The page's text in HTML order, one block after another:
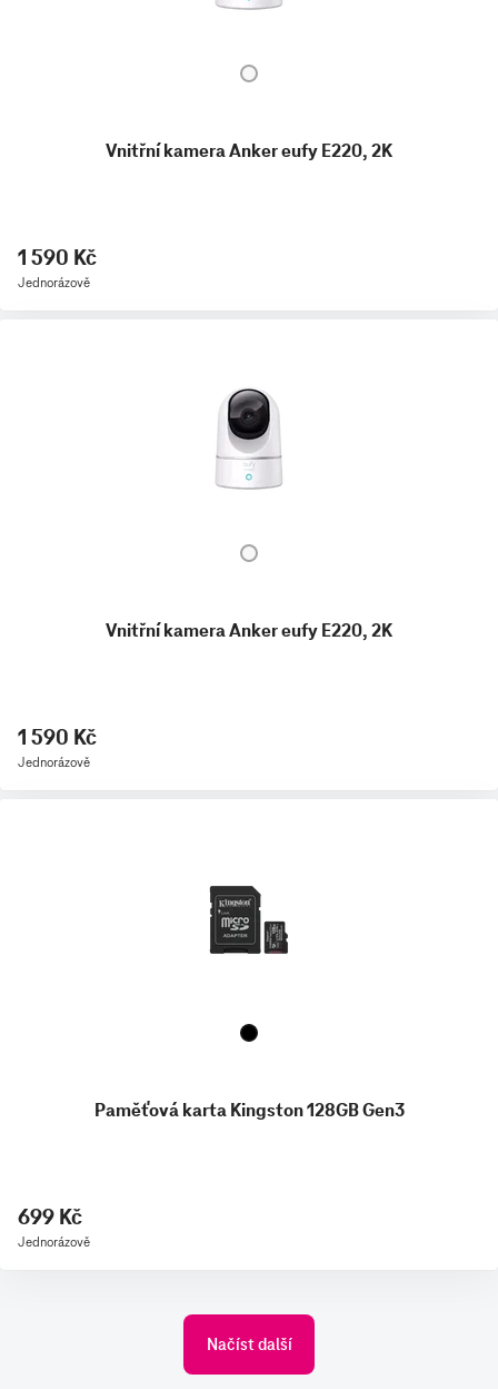
Vnitřní kamera Anker eufy E220, 2K
1 590 Kč
Jednorázově
Vnitřní kamera Anker eufy E220, 2K
1 590 Kč
Jednorázově
Paměťová karta Kingston 128GB Gen3
699 Kč
Jednorázově
Načíst další